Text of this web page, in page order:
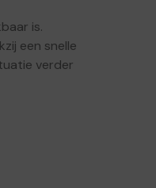
is.
een snelle
verder